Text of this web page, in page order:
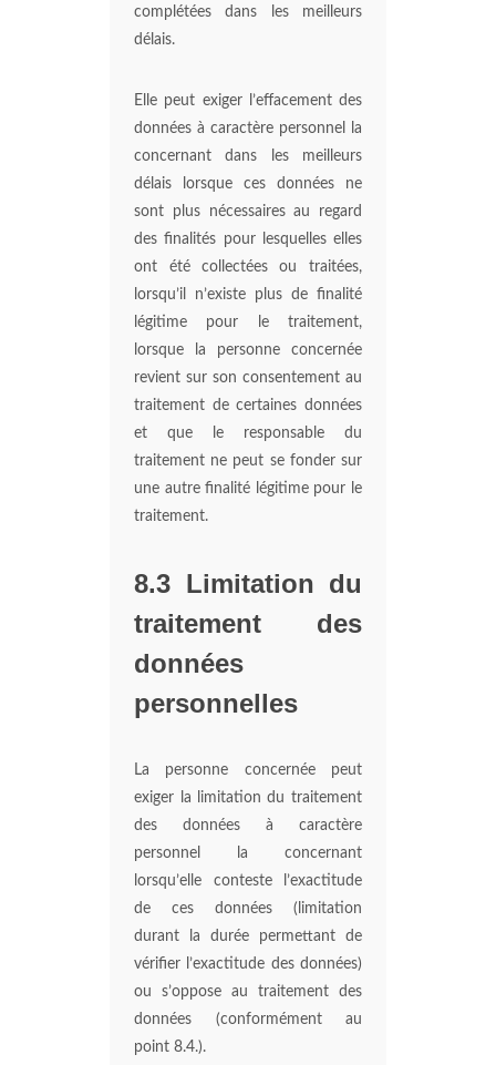
complétées dans les meilleurs
délais.
Elle peut exiger l’effacement des
données à caractère personnel la
concernant dans les meilleurs
délais lorsque ces données ne
sont plus nécessaires au regard
des finalités pour lesquelles elles
ont été collectées ou traitées,
lorsqu’il n’existe plus de finalité
légitime pour le traitement,
lorsque la personne concernée
revient sur son consentement au
traitement de certaines données
et que le responsable du
traitement ne peut se fonder sur
une autre finalité légitime pour le
traitement.
8.3 Limitation du
traitement des
données
personnelles
La personne concernée peut
exiger la limitation du traitement
des données à caractère
personnel la concernant
lorsqu’elle conteste l’exactitude
de ces données (limitation
durant la durée permettant de
vérifier l’exactitude des données)
ou s’oppose au traitement des
données (conformément au
point 8.4.).